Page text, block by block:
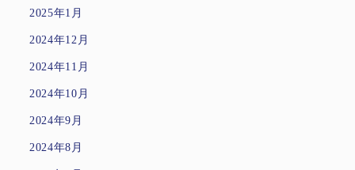
2025年1月
2024年12月
2024年11月
2024年10月
2024年9月
2024年8月